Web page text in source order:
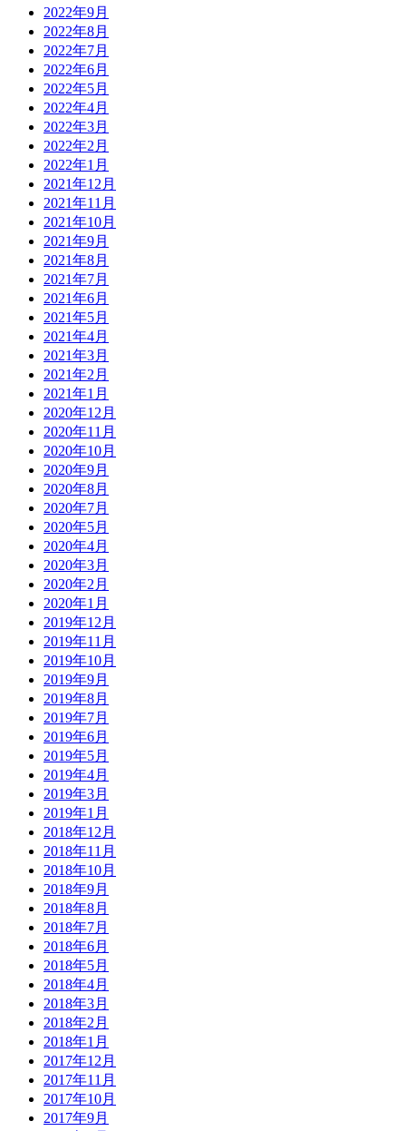
2022年9月
2022年8月
2022年7月
2022年6月
2022年5月
2022年4月
2022年3月
2022年2月
2022年1月
2021年12月
2021年11月
2021年10月
2021年9月
2021年8月
2021年7月
2021年6月
2021年5月
2021年4月
2021年3月
2021年2月
2021年1月
2020年12月
2020年11月
2020年10月
2020年9月
2020年8月
2020年7月
2020年5月
2020年4月
2020年3月
2020年2月
2020年1月
2019年12月
2019年11月
2019年10月
2019年9月
2019年8月
2019年7月
2019年6月
2019年5月
2019年4月
2019年3月
2019年1月
2018年12月
2018年11月
2018年10月
2018年9月
2018年8月
2018年7月
2018年6月
2018年5月
2018年4月
2018年3月
2018年2月
2018年1月
2017年12月
2017年11月
2017年10月
2017年9月